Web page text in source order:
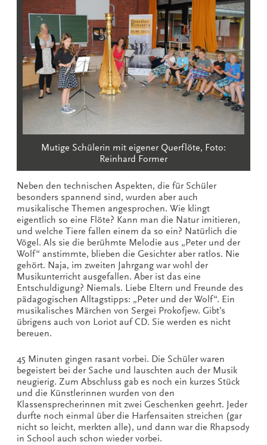
Mutige Schülerin mit eigener Querflöte, Foto:
Reinhard Former
Neben den technischen Aspekten, die für Schüler
besonders spannend sind, wurden aber auch
musikalische Themen angesprochen. Wie klingt
eigentlich so eine Flöte? Kann man die Natur imitieren,
und welche Tiere fallen einem da so ein? Natürlich die
Vögel. Als sie die berühmte Melodie aus „Peter und der
Wolf“ anstimmte, blieben die Gesichter aber ratlos. Nie
gehört. Naja, im zweiten Jahrgang war wohl der
Musikunterricht ausgefallen. Aber ist das eine
Entschuldigung? Niemals. Liebe Eltern und Freunde des
pädagogischen Alltagstipps: „Peter und der Wolf“. Ein
musikalisches Märchen von Sergei Prokofjew. Gibt’s
übrigens auch von Loriot auf CD. Sie werden es nicht
bereuen.
45 Minuten gingen rasant vorbei. Die Schüler waren
begeistert bei der Sache und lauschten auch der Musik
neugierig. Zum Abschluss gab es noch ein kurzes Stück
und die Künstlerinnen wurden von den
Klassensprecherinnen mit zwei Geschenken geehrt. Jeder
durfte noch einmal über die Harfensaiten streichen (gar
nicht so leicht, merkten alle), und dann war die Rhapsody
in School auch schon wieder vorbei.